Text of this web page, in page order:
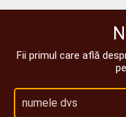
Fii primul care află